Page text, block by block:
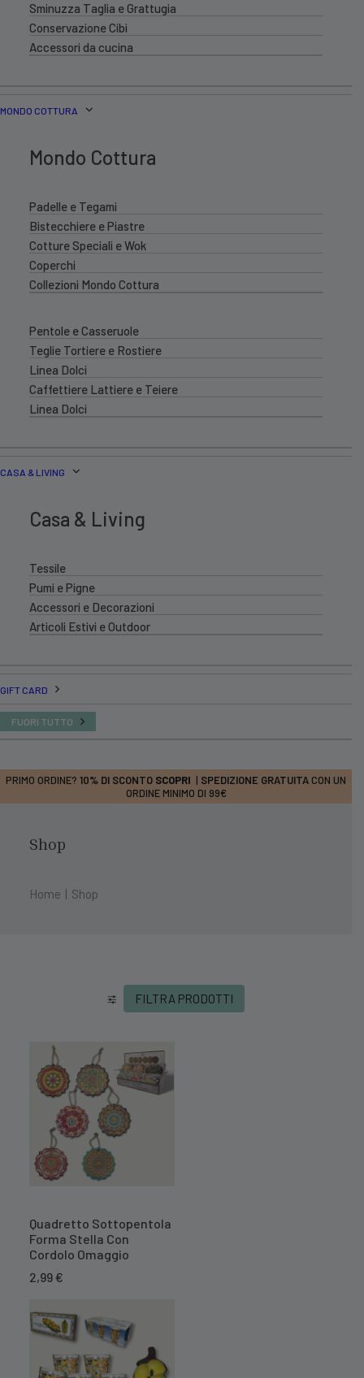
Sminuzza Taglia e Grattugia
Conservazione Cibi
Accessori da cucina
MONDO COTTURA
Mondo Cottura
Padelle e Tegami
Bistecchiere e Piastre
Cotture Speciali e Wok
Coperchi
Collezioni Mondo Cottura
Pentole e Casseruole
Teglie Tortiere e Rostiere
Linea Dolci
Caffettiere Lattiere e Teiere
Linea Dolci
CASA & LIVING
Casa & Living
Tessile
Pumi e Pigne
Accessori e Decorazioni
Articoli Estivi e Outdoor
GIFT CARD
FUORI TUTTO
PRIMO ORDINE? 10% DI SCONTO SCOPRI | SPEDIZIONE GRATUITA CON UN
ORDINE MINIMO DI 99€
Shop
Home Shop
FILTRA PRODOTTI
Quadretto Sottopentola
Forma Stella Con
Cordolo Omaggio
2,99€